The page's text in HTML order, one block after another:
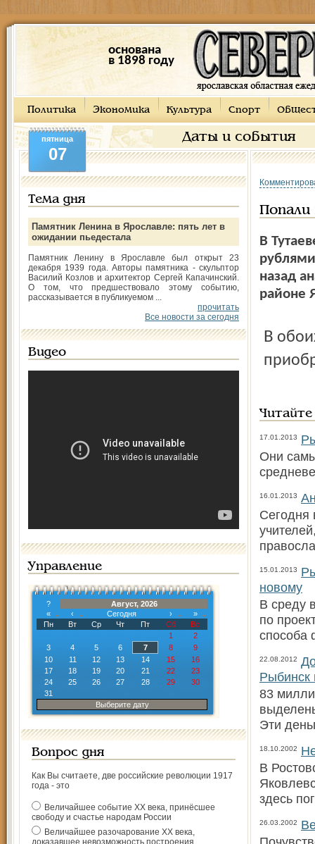
основана
в 1898 году
Политика Экономика Культура Спорт
Даты и события
пятница
07
Тема дня
Памятник Ленина в Ярославле: пять лет в
ожидании пьедестала
Памятник Ленину в Ярославле был открыт 23
декабря 1939 года. Авторы памятника - скульптор
Василий Козлов и архитектор Сергей Капачинский.
О том, что предшествовало этому событию,
рассказывается в публикуемом ...
прочитать
Все новости за сегодня
Видео
Управление
?
Август, 2026
«
‹ Сегодня ›
»
Пн
Вт Ср Чт Пт Сб
Вс
1
2
3
4 5 6 7 8
9
10
11 12 13 14 15
16
17
18 19 20 21 22
23
24
25 26 27 28 29
30
31
Выберите дату
Вопрос дня
Как Вы считаете, две российские революции 1917
года - это
Величайшее событие ХХ века, принёсшее
свободу и счастье народам России
Величайшее разочарование ХХ века,
доказавшее невозможность построения
В
назад
районе
В обоих случаях пострадавшие купились на обещание
17.01.2013
Они
16.01.2013
Сегодня
15.01.2013
новому
В среду
по
способа
22.08.2012
Рыбинск
83
Эти
18.10.2002
В
здесь
26.03.2002